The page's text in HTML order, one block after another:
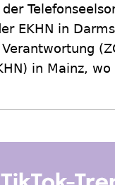
EKHN in
in Mainz,